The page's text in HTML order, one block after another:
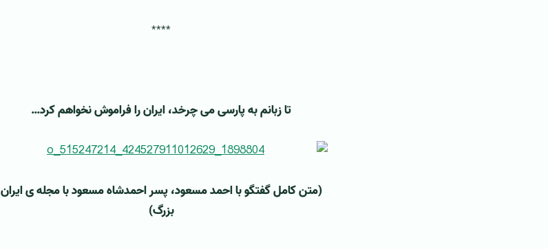
****
تا زبانم به پارسی می چرخد، ایران را فراموش نخواهم کرد…
(متن کامل گفتگو با احمد مسعود، پسر احمدشاه مسعود با مجله ی ایران
بزرگ)